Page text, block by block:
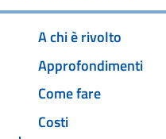
A chi è rivolto
Approfondimenti
Come fare
Costi